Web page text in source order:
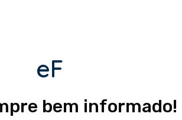
eF
bem informado!